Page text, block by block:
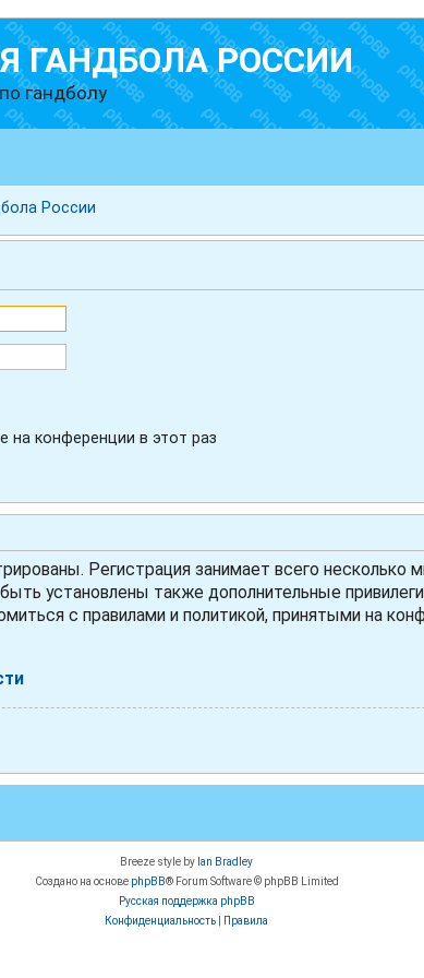
ГАНДБОЛА РОССИИ
гандболу
России
на конференции в этот раз
Регистрация занимает всего несколько
установлены также дополнительные
с правилами и политикой, принятыми на
Breeze style by Ian Bradley
Создано на основе phpBB® Forum Software © phpBB Limited
Русская поддержка phpBB
Конфиденциальность
Правила